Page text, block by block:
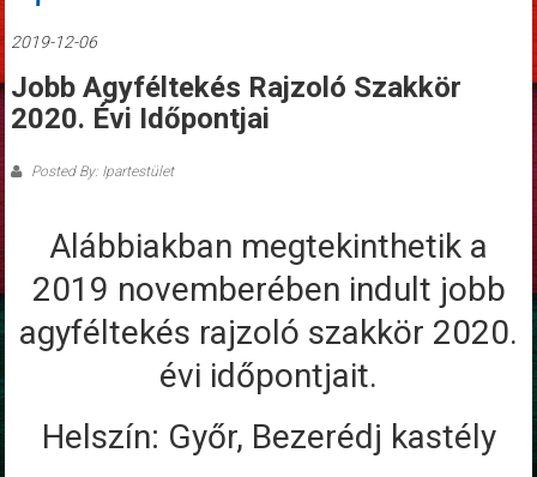
2019-12-06
Jobb Agyféltekés Rajzoló Szakkör
2020. Évi Időpontjai
Posted By: Ipartestület
Alábbiakban megtekinthetik a
2019 novemberében indult jobb
agyféltekés rajzoló szakkör 2020.
évi időpontjait.
Helszín: Győr, Bezerédj kastély